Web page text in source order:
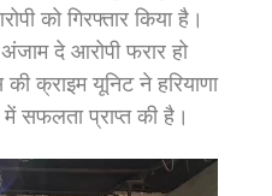
को गिरफ्तार किया है।
दे आरोपी फरार हो
क्राइम यूनिट ने हरियाणा
सफलता प्राप्त की है।